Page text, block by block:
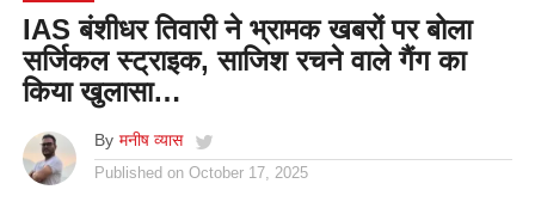
IAS बंशीधर तिवारी ने भ्रामक खबरों पर बोला
सर्जिकल स्ट्राइक, साजिश रचने वाले गैंग का
किया खुलासा…
By मनीष व्यास
Published on October 17, 2025